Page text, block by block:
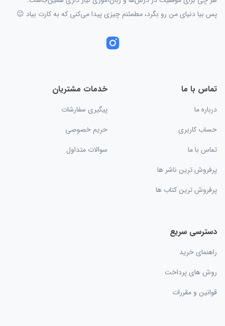
پس بیا دنیای من رو بگرد، مطمئنم چیزی پیدا می‌کنی که به کارت بیاد 😉
تماس با ما
درباره ما
حساب کاربری
تماس با ما
پرفروش ترین ناشر ها
پرفروش ترین کتاب ها
خدمات مشتریان
پیگیری سفارشات
حریم خصوصی
سوالات متداول
دسترسی سریع
راهنمای خرید
روش های پرداخت
قوانین و مقررات